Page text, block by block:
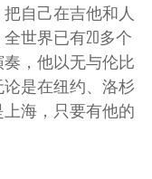
自己在吉他和人
世界已有20多个
，他以无与伦比
是在纽约、洛杉
海，只要有他的